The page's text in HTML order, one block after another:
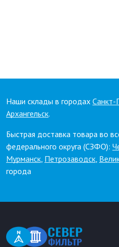
Наши склады в городах Санкт-
Архангельск.
Быстрая доставка товара во
федерального округа (СЗФО):
Мурманск, Петрозаводск,
города